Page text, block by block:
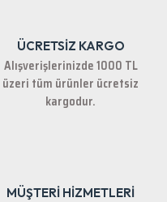
ÜCRETSİZ KARGO
Alışverişlerinizde 1000 TL
üzeri tüm ürünler ücretsiz
kargodur.
MÜŞTERİ HİZMETLERİ